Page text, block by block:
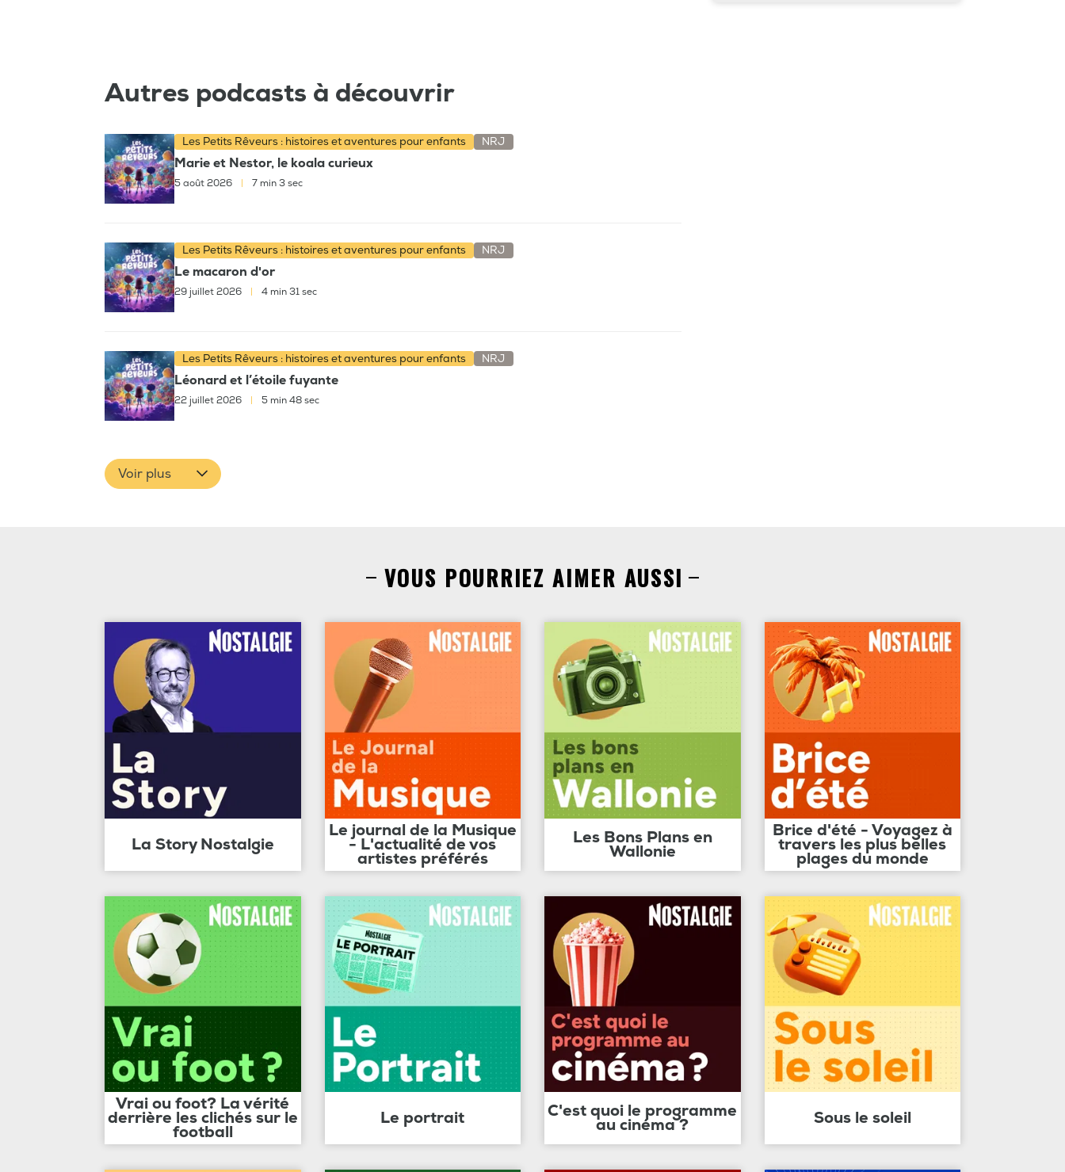
Autres podcasts à découvrir
Les Petits Rêveurs : histoires et aventures pour enfants NRJ
Marie et Nestor, le koala curieux
5 août 2026 7 min 3 sec
Les Petits Rêveurs : histoires et aventures pour enfants NRJ
Le macaron d'or
29 juillet 2026 4 min 31 sec
Les Petits Rêveurs : histoires et aventures pour enfants NRJ
Léonard et l’étoile fuyante
22 juillet 2026 5 min 48 sec
Voir plus
VOUS POURRIEZ AIMER AUSSI
La Story Nostalgie
Le journal de la Musique
- L'actualité de vos
artistes préférés
Les Bons Plans en
Wallonie
Brice d'été - Voyagez à
travers les plus belles
plages du monde
Vrai ou foot? La vérité
derrière les clichés sur le
football
Le portrait C'est quoi le programme
au cinéma ? Sous le soleil